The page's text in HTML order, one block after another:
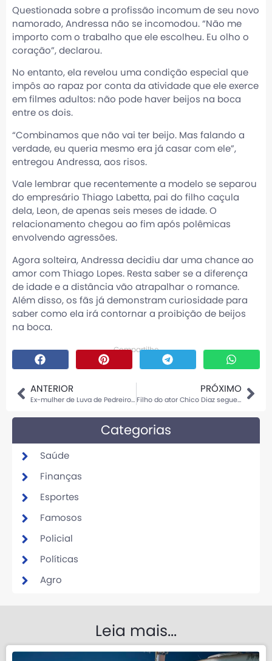
Questionada sobre a profissão incomum de seu novo
namorado, Andressa não se incomodou. “Não me
importo com o trabalho que ele escolheu. Eu olho o
coração”, declarou.
No entanto, ela revelou uma condição especial que
impôs ao rapaz por conta da atividade que ele exerce
em filmes adultos: não pode haver beijos na boca
entre os dois.
“Combinamos que não vai ter beijo. Mas falando a
verdade, eu queria mesmo era já casar com ele”,
entregou Andressa, aos risos.
Vale lembrar que recentemente a modelo se separou
do empresário Thiago Labetta, pai do filho caçula
dela, Leon, de apenas seis meses de idade. O
relacionamento chegou ao fim após polêmicas
envolvendo agressões.
Agora solteira, Andressa decidiu dar uma chance ao
amor com Thiago Lopes. Resta saber se a diferença
de idade e a distância vão atrapalhar o romance.
Além disso, os fãs já demonstram curiosidade para
saber como ela irá contornar a proibição de beijos
na boca.
Compartilhe
ANTERIOR
Ex-mulher de Luva de Pedreiro desabafa sobre ausência do influenciador no final da gravidez
PRÓXIMO
Filho do ator Chico Diaz segue vocação artística da família
Categorias
Saúde
Finanças
Esportes
Famosos
Policial
Políticas
Agro
Leia mais...